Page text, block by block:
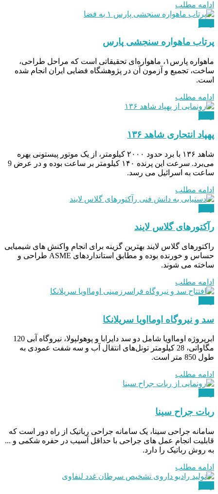
ادامه مطلب
پرتاب ماهواره سنجشی پارس
ماهواره پارس۱، ماهواره‌ای تحقیقاتی است که مراحل طراحی،
ساخت، تجمیع و آزمون آن در پژوهشگاه فضایی ایران انجام شده
است.
ادامه مطلب
پهپاد انتحاری شاهد ۱۳۶
شاهد ۱۳۶ با برد حدود ۲۰۰۰ کیلومتر، از یک موتور پیستونی بهره
می‌برد. سرعت این پرنده ۱۴۰ کیلومتر بر ساعت بوده و در عرض 9
ساعت به اسرائیل می رسد.
ادامه مطلب
رآکتورهای گلاس لایند
راکتورهای گلاس لایند بهترین گزینه برای انجام واکنش های شیمیایی
حساس و خورنده بوده و مطابق استانداردهای ASME طراحی و
ساخته می شوند.
ادامه مطلب
سد و نیروگاه اومااویا سریلانکا
ابرپروژه اومااویا شامل دو سد دایرابا و پوهولپولا، نیروگاه آبی 120
مگاواتی، 28 کیلومتر تونل‌های انتقال آب و سه شفت عمودی به
طول 850 متر است.
ادامه مطلب
ربات جراح سینا
سامانه جراحی سینا، یک سامانه جراحی رباتیک از راه دور است که
قابلیت انجام عمل های جراحی با حداقل آسیب در حفره شکمی و ...
به روش رباتیک را دارد.
ادامه مطلب